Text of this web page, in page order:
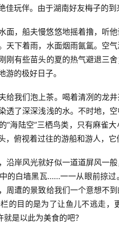
佳玩伴。由于湖南好友梅子的
面，船夫慢悠悠地摇着撸，听
天下着雨，水面烟雨氤氲。空
刚有些苗头的夏的热气避退三
的极好日子。
给我们泡上茶。喝着清冽的龙
透了深深浅浅的水。不时地，
“海陆空”三栖鸟类，只有麻雀
，俯视着过往的游船和游人，它
沿岸风光就好似一道道屏风一
的白墙黑瓦……一一从眼前掠
周遭的景致给我们一个意想不
的目的是为了让鱼儿不逃走
是以此为美食的吧？